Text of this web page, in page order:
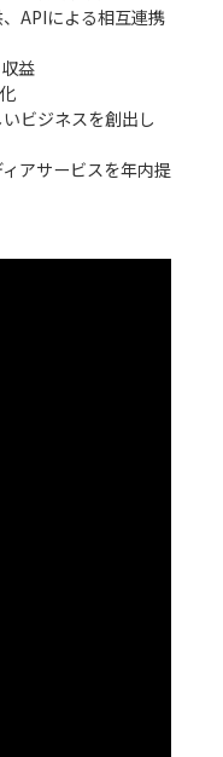
APIによる相互連携
益
ビジネスを創出し
アサービスを年内提